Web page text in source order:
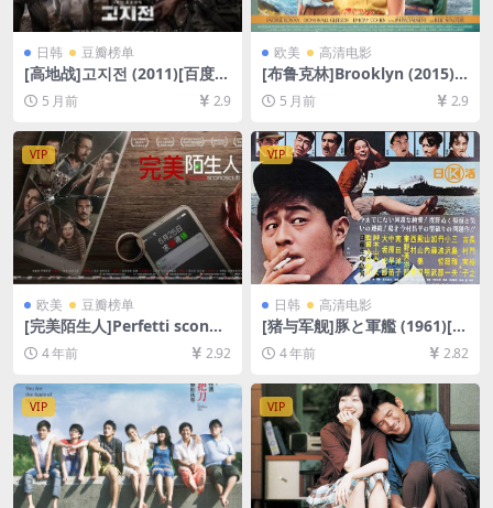
日韩 豆瓣榜单
[高地战]고지전 (2011)[百度网
盘+夸克网盘1080P超清未删
减资源][网盘在线播放/下载]
[MP4/8.7GB][中文字幕]
5 月前 2.9
欧美 高清电影
[布鲁克林]Brooklyn (2015)
[百度网盘+夸克网盘1080P超
清未删减资源][网盘在线播放/
下载][MP4/7GB][中英字幕]
5 月前 2.9
VIP
欧美 豆瓣榜单
[完美陌生人]Perfetti sconos
ciuti (2016)[百度网盘+迅雷云
盘资源1080P超清未删减][MP
4/6.2GB][中文字幕]
4 年前 2.92
VIP
日韩 高清电影
[猪与军舰]豚と軍艦 (1961)[百
度网盘+迅雷云盘资源1080P
超清未删减][MP4/6.8GB][日
语中字]
4 年前 2.82
VIP VIP